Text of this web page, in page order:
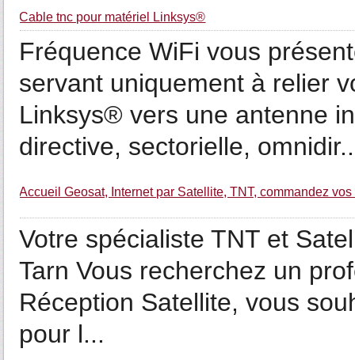
Cable tnc pour matériel Linksys®
Fréquence WiFi vous
servant uniquement à relier
Linksys® vers une antenne
directive, sectorielle,
Accueil Geosat, Internet par Satellite, TNT, commandez
Votre spécialiste TNT et
Tarn Vous recherchez un
Réception Satellite, vous
pour l...